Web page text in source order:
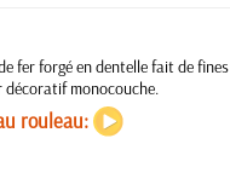
fer forgé en dentelle fait de fines
décoratif monocouche.
rouleau: